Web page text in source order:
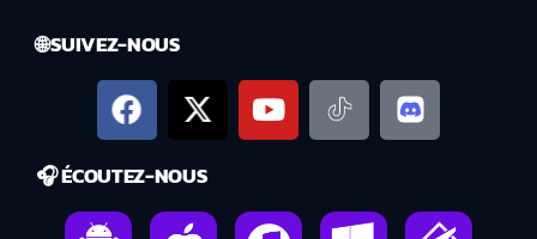
🌐 SUIVEZ-NOUS
🎧 ÉCOUTEZ-NOUS